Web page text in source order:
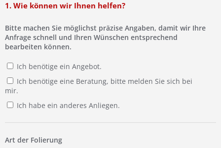
Ratgeber
FAQ
Lexikon
Video
1. Wie können wir Ihnen helfen?
Bitte machen Sie möglichst präzise Angaben, damit wir Ihre
Anfrage schnell und Ihren Wünschen entsprechend
bearbeiten können.
Ich benötige ein Angebot.
Ich benötige eine Beratung, bitte melden Sie sich bei
mir.
Ich habe ein anderes Anliegen.
Art der Folierung